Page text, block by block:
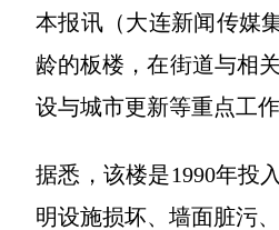
本报讯（大连新闻传媒
龄的板楼，在街道与相
设与城市更新等重点工
据悉，该楼是1990年投
明设施损坏、墙面脏污